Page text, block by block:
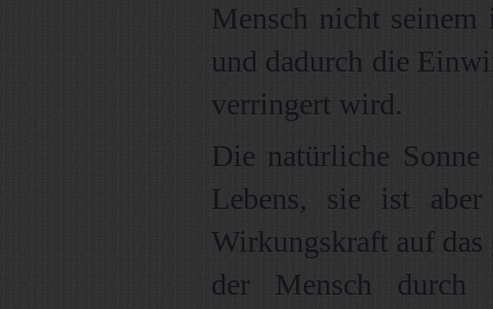
Mensch nicht seinem
und dadurch die
verringert wird.
Die natürliche
Lebens, sie ist
Wirkungskraft auf das
der Mensch durch